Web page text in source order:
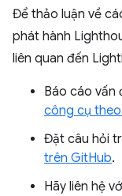
Để thảo luận về
phát hành
liên quan đến
Báo cáo vấn
công cụ
Đặt câu hỏi
trên GitHub.
Hãy liên hệ